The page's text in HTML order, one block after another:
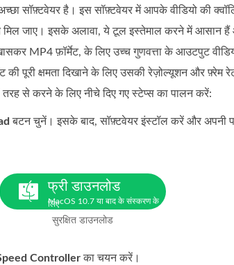
सॉफ़्टवेयर है। इस सॉफ़्टवेयर में आपके वीडियो की
जाए। इसके अलावा, ये टूल इस्तेमाल करने में आसान
MP4 फ़ॉर्मेट, के लिए उच्च गुणवत्ता के आउटपुट
की पूरी क्षमता दिखाने के लिए उसकी रेज़ोल्यूशन और फ़्रेम
से करने के लिए नीचे दिए गए स्टेप्स का पालन करें:
बटन चुनें। इसके बाद, सॉफ़्टवेयर इंस्टॉल करें और अपनी
फ्री डाउनलोड
MacOS 10.7 या बाद के संस्करण के
लिए
सुरक्षित डाउनलोड
Controllerका चयन करें।